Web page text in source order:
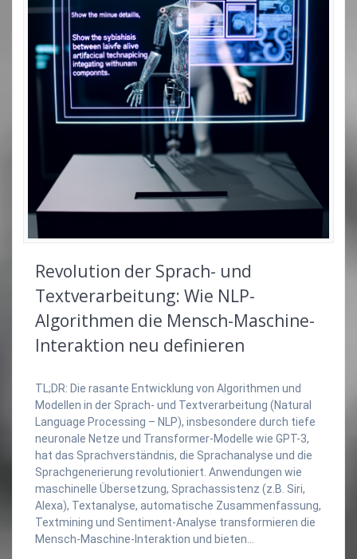
Revolution der Sprach- und
Textverarbeitung: Wie NLP-
Algorithmen die Mensch-Maschine-
Interaktion neu definieren
TL;DR: Die rasante Entwicklung von Algorithmen und
Modellen in der Sprach- und Textverarbeitung (Natural
Language Processing – NLP), insbesondere durch tiefe
neuronale Netze und Transformer-Modelle wie GPT-3,
hat das Sprachverständnis, die Sprachanalyse und die
Sprachgenerierung revolutioniert. Anwendungen wie
maschinelle Übersetzung, Sprachassistenz (z.B. Siri,
Alexa), Textanalyse, automatische Zusammenfassung,
Textmining und Sentiment-Analyse transformieren die
Mensch-Maschine-Interaktion und bieten…